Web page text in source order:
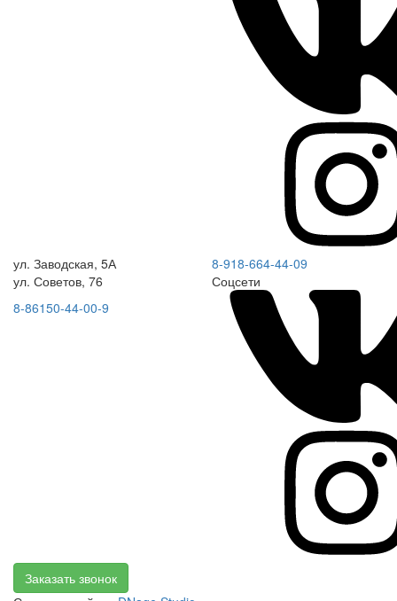
ул. Заводская, 5А
ул. Советов, 76
8-86150-44-00-9
8-918-664-44-09
Соцсети
Заказать звонок